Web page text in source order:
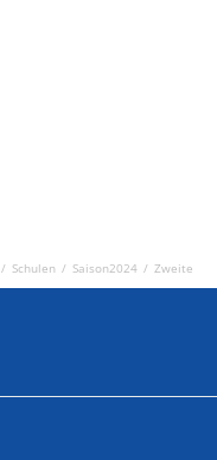
/ Schulen / Saison2024 / Zweite